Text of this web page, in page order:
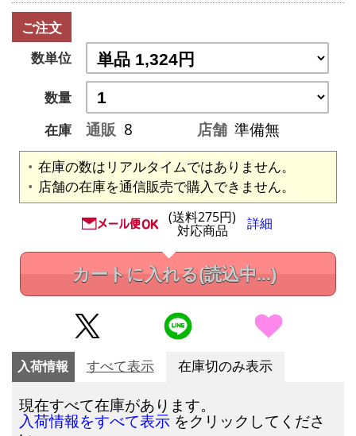
ご注文
数単位
数量
在庫
通販 8 店舗 準備無
在庫の数はリアルタイムではありません。
店舗の在庫を通信販売で購入できません。
(送料275円)
対応商品 詳細
カートに入れる(読込中...)
入荷情報 すべて表示 在庫切のみ表示
現在すべて在庫があります。
入荷情報をすべて表示 をクリックしてくださ